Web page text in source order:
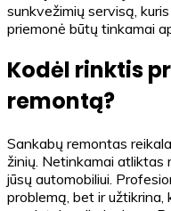
sunkvežimių servisą,
priemonė būtų tinkamai
Kodėl rinktis
remontą?
Sankabų remontas
žinių. Netinkamai atliktas
jūsų automobiliui.
problemą, bet ir